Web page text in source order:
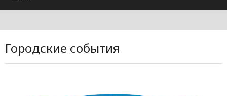
Городские события
Городские события